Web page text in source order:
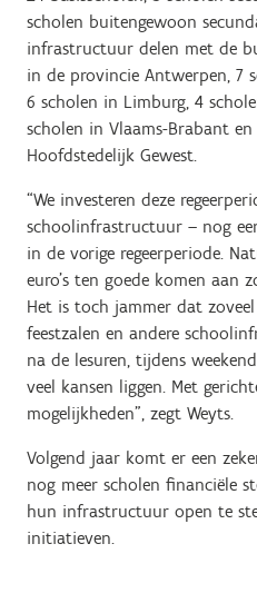
scholen buitengewoon
infrastructuur delen met de
in de provincie Antwerpen, 7
6 scholen in Limburg, 4
scholen in Vlaams-Brabant
Hoofdstedelijk Gewest.
“We investeren deze
schoolinfrastructuur – nog
in de vorige regeerperiode.
euro’s ten goede komen aan
Het is toch jammer dat
feestzalen en andere
na de lesuren, tijdens
veel kansen liggen. Met
mogelijkheden”, zegt Weyts.
Volgend jaar komt er een
nog meer scholen financiële
hun infrastructuur open te
initiatieven.